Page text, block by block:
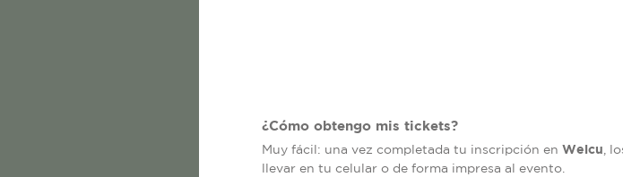
¿Cómo obtengo mis tickets?
Muy fácil: una vez completada tu inscripción en Welcu ,
llevar en tu celular o de forma impresa al evento.